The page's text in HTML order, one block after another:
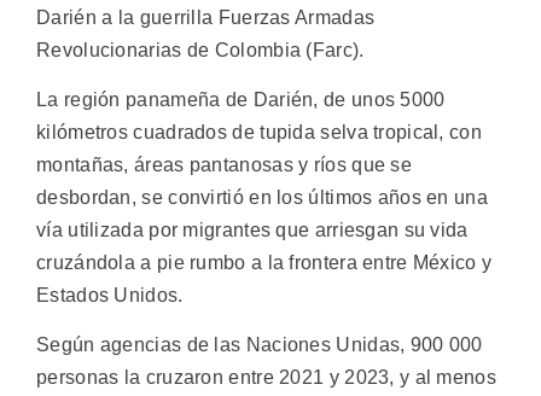
Darién a la guerrilla Fuerzas Armadas
Revolucionarias de Colombia (Farc).
La región panameña de Darién, de unos 5000
kilómetros cuadrados de tupida selva tropical, con
montañas, áreas pantanosas y ríos que se
desbordan, se convirtió en los últimos años en una
vía utilizada por migrantes que arriesgan su vida
cruzándola a pie rumbo a la frontera entre México y
Estados Unidos.
Según agencias de las Naciones Unidas, 900 000
personas la cruzaron entre 2021 y 2023, y al menos